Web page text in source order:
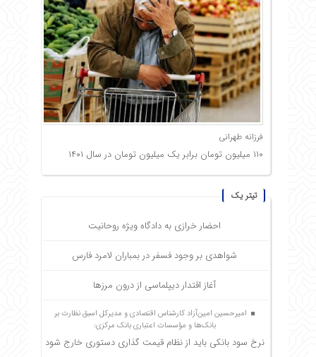
فرزانه طهرانی
۱۱۰ میلیون تومان برابر یک میلیون تومان در سال ۱۴۰۱
تیتر یک
احضار خرازی به دادگاه ویژه روحانیت
شواهدی بر وجود فسفر در بمباران لامرد فارس
آغاز اقتدار دیپلماسی از درون مرزها
امیرحسین امین‌آزاد کارشناس اقتصادی و مدیرکل اسبق نظارت بر
بانک‌ها و مؤسسات اعتباری بانک مرکزی:
نرخ سود بانکی باید از نظام قیمت گذاری دستوری خارج شود